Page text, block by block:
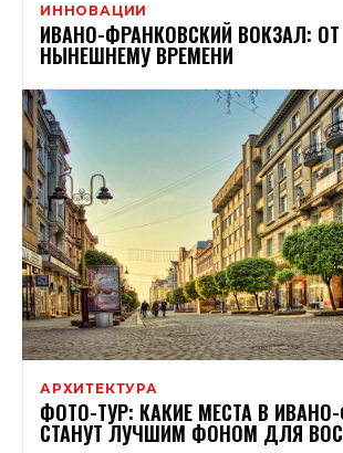
ИННОВАЦИИ
ИВАНО-ФРАНКОВСКИЙ ВОКЗАЛ:
НЫНЕШНЕМУ ВРЕМЕНИ
АРХИТЕКТУРА
ФОТО-ТУР: КАКИЕ МЕСТА В
СТАНУТ ЛУЧШИМ ФОНОМ ДЛЯ